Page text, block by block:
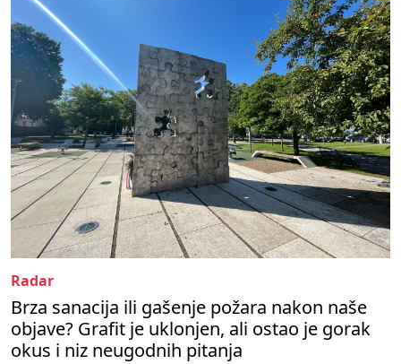
Radar
Brza sanacija ili gašenje požara nakon naše
objave? Grafit je uklonjen, ali ostao je gorak
okus i niz neugodnih pitanja